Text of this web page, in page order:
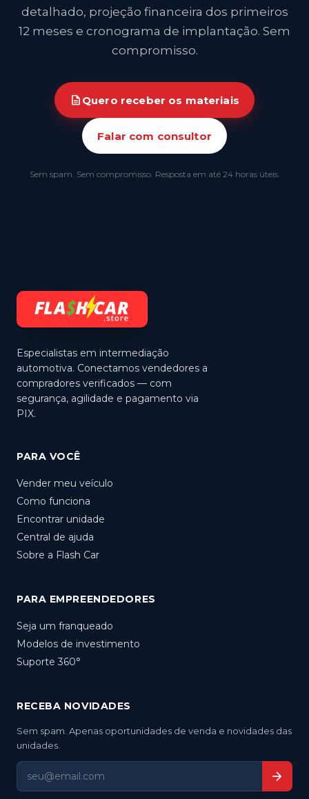
detalhado, projeção financeira dos primeiros
12 meses e cronograma de implantação. Sem
compromisso.
description Quero receber os materiais
Falar com consultor
Sem spam. Sem compromisso. Resposta em até 24 horas úteis.
Especialistas em intermediação
automotiva. Conectamos vendedores a
compradores verificados — com
segurança, agilidade e pagamento via
PIX.
PARA VOCÊ
Vender meu veículo
Como funciona
Encontrar unidade
Central de ajuda
Sobre a Flash Car
PARA EMPREENDEDORES
Seja um franqueado
Modelos de investimento
Suporte 360°
RECEBA NOVIDADES
Sem spam. Apenas oportunidades de venda e novidades das
unidades.
arrow_forward